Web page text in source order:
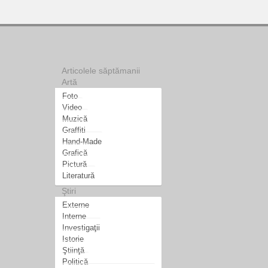
Articolele săptămanii
Artă
Foto
Video
Muzică
Graffiti
Hand-Made
Grafică
Pictură
Literatură
Ştiri
Externe
Interne
Investigaţii
Istorie
Ştiinţă
Politică